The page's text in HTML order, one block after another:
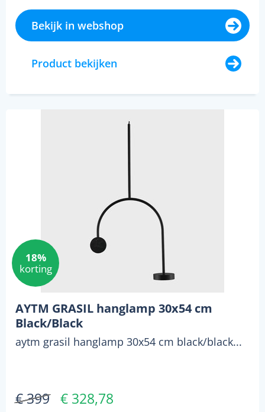
Bekijk in webshop
Product bekijken
18%
korting
AYTM GRASIL hanglamp 30x54 cm
Black/Black
aytm grasil hanglamp 30x54 cm black/black...
€ 399 € 328,78